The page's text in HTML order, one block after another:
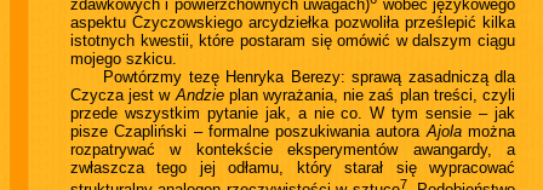
zdawkowych i powierzchownych uwagach)
wobec językowego
aspektu Czyczowskiego arcydziełka pozwoliła prześlepić kilka
istotnych kwestii, które postaram się omówić w dalszym ciągu
mojego szkicu.
Powtórzmy tezę Henryka Berezy: sprawą zasadniczą dla
Czycza jest w Andzieplan wyrażania, nie zaś plan treści, czyli
przede wszystkim pytanie jak, a nie co. W tym sensie – jak
pisze Czapliński – formalne poszukiwania autora Ajolamożna
rozpatrywać w kontekście eksperymentów awangardy, a
zwłaszcza tego jej odłamu, który starał się wypracować
7